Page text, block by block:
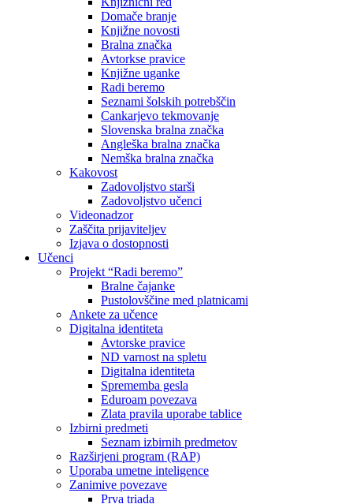
Domače branje
Knjižne novosti
Bralna značka
Avtorkse pravice
Knjižne uganke
Radi beremo
Seznami šolskih potrebščin
Cankarjevo tekmovanje
Slovenska bralna značka
Angleška bralna značka
Nemška bralna značka
Kakovost
Zadovoljstvo starši
Zadovoljstvo učenci
Videonadzor
Zaščita prijaviteljev
Izjava o dostopnosti
Učenci
Projekt “Radi beremo”
Bralne čajanke
Pustolovščine med platnicami
Ankete za učence
Digitalna identiteta
Avtorske pravice
ND varnost na spletu
Digitalna identiteta
Sprememba gesla
Eduroam povezava
Zlata pravila uporabe tablice
Izbirni predmeti
Seznam izbirnih predmetov
Razširjeni program (RAP)
Uporaba umetne inteligence
Zanimive povezave
Prva triada